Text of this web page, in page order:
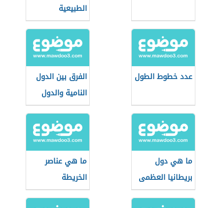
الطبيعية
عدد خطوط الطول
الفرق بين الدول
النامية والدول
المتقدمة
ما هي دول
بريطانيا العظمى
ما هي عناصر
الخريطة